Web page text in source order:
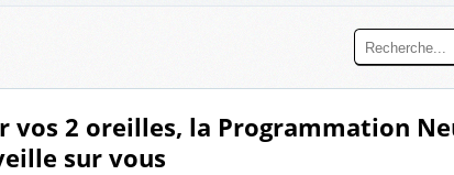
vos 2 oreilles, la Programmation
sur vous